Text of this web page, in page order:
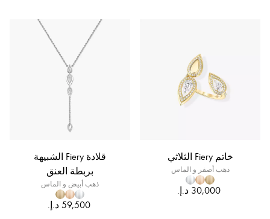
خاتم Fiery الثلاثي
ذهب أصفر و الماس
قلادة Fiery الشبيهة
بربطة العنق
ذهب أبيض و الماس
‏59,500 د.إ.‏